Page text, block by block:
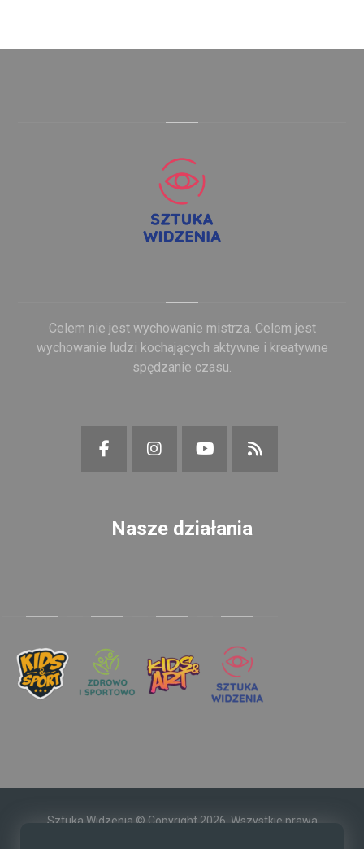
Celem nie jest wychowanie mistrza. Celem jest
wychowanie ludzi kochających aktywne i kreatywne
spędzanie czasu.
Nasze działania
Sztuka Widzenia © Copyright 2026. Wszystkie prawa